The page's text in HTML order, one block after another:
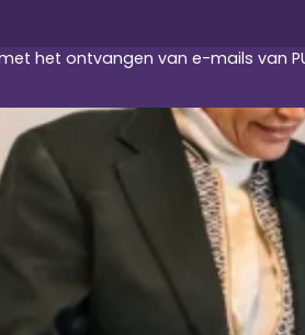
het ontvangen van e-mails van